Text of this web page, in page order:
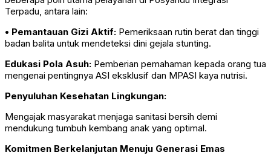
Terpadu, antara lain:
• Pemantauan Gizi Aktif: Pemeriksaan rutin berat dan tinggi
badan balita untuk mendeteksi dini gejala stunting.
Edukasi Pola Asuh: Pemberian pemahaman kepada orang tua
mengenai pentingnya ASI eksklusif dan MPASI kaya nutrisi.
Penyuluhan Kesehatan Lingkungan:
Mengajak masyarakat menjaga sanitasi bersih demi
mendukung tumbuh kembang anak yang optimal.
Komitmen Berkelanjutan Menuju Generasi Emas